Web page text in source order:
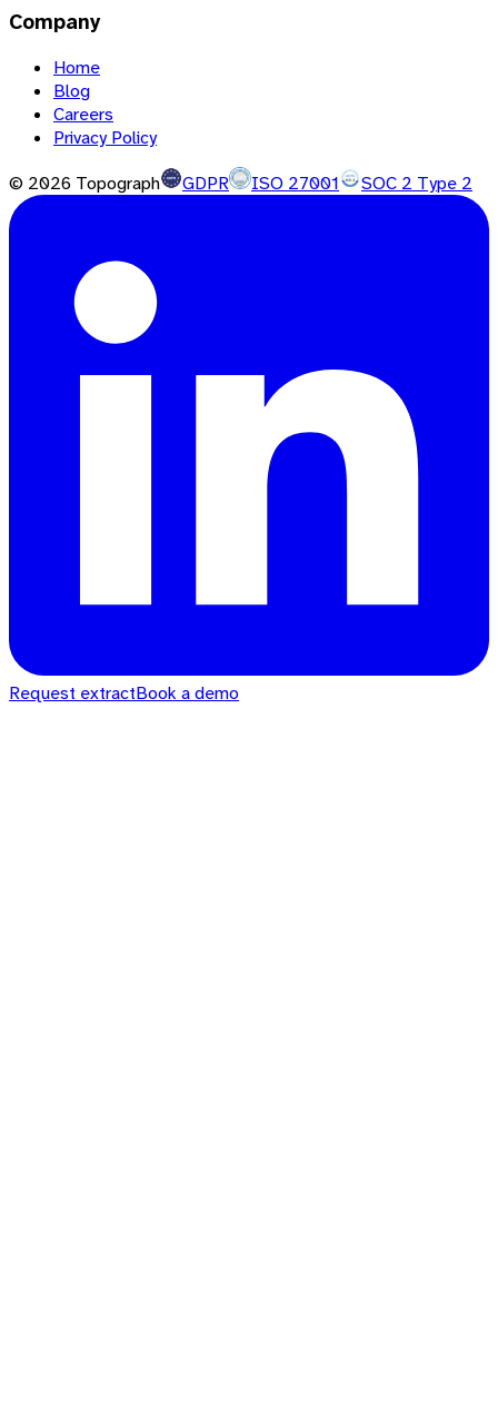
Company
Home
Blog
Careers
Privacy Policy
© 2026 Topograph GDPR ISO 27001 SOC 2 Type 2
Request extractBook a demo